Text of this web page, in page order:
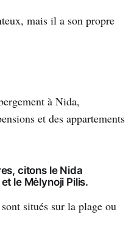
mais il a son propre
à Nida,
et des appartements
citons le Nida
le Mėlynoji Pilis.
situés sur la plage ou